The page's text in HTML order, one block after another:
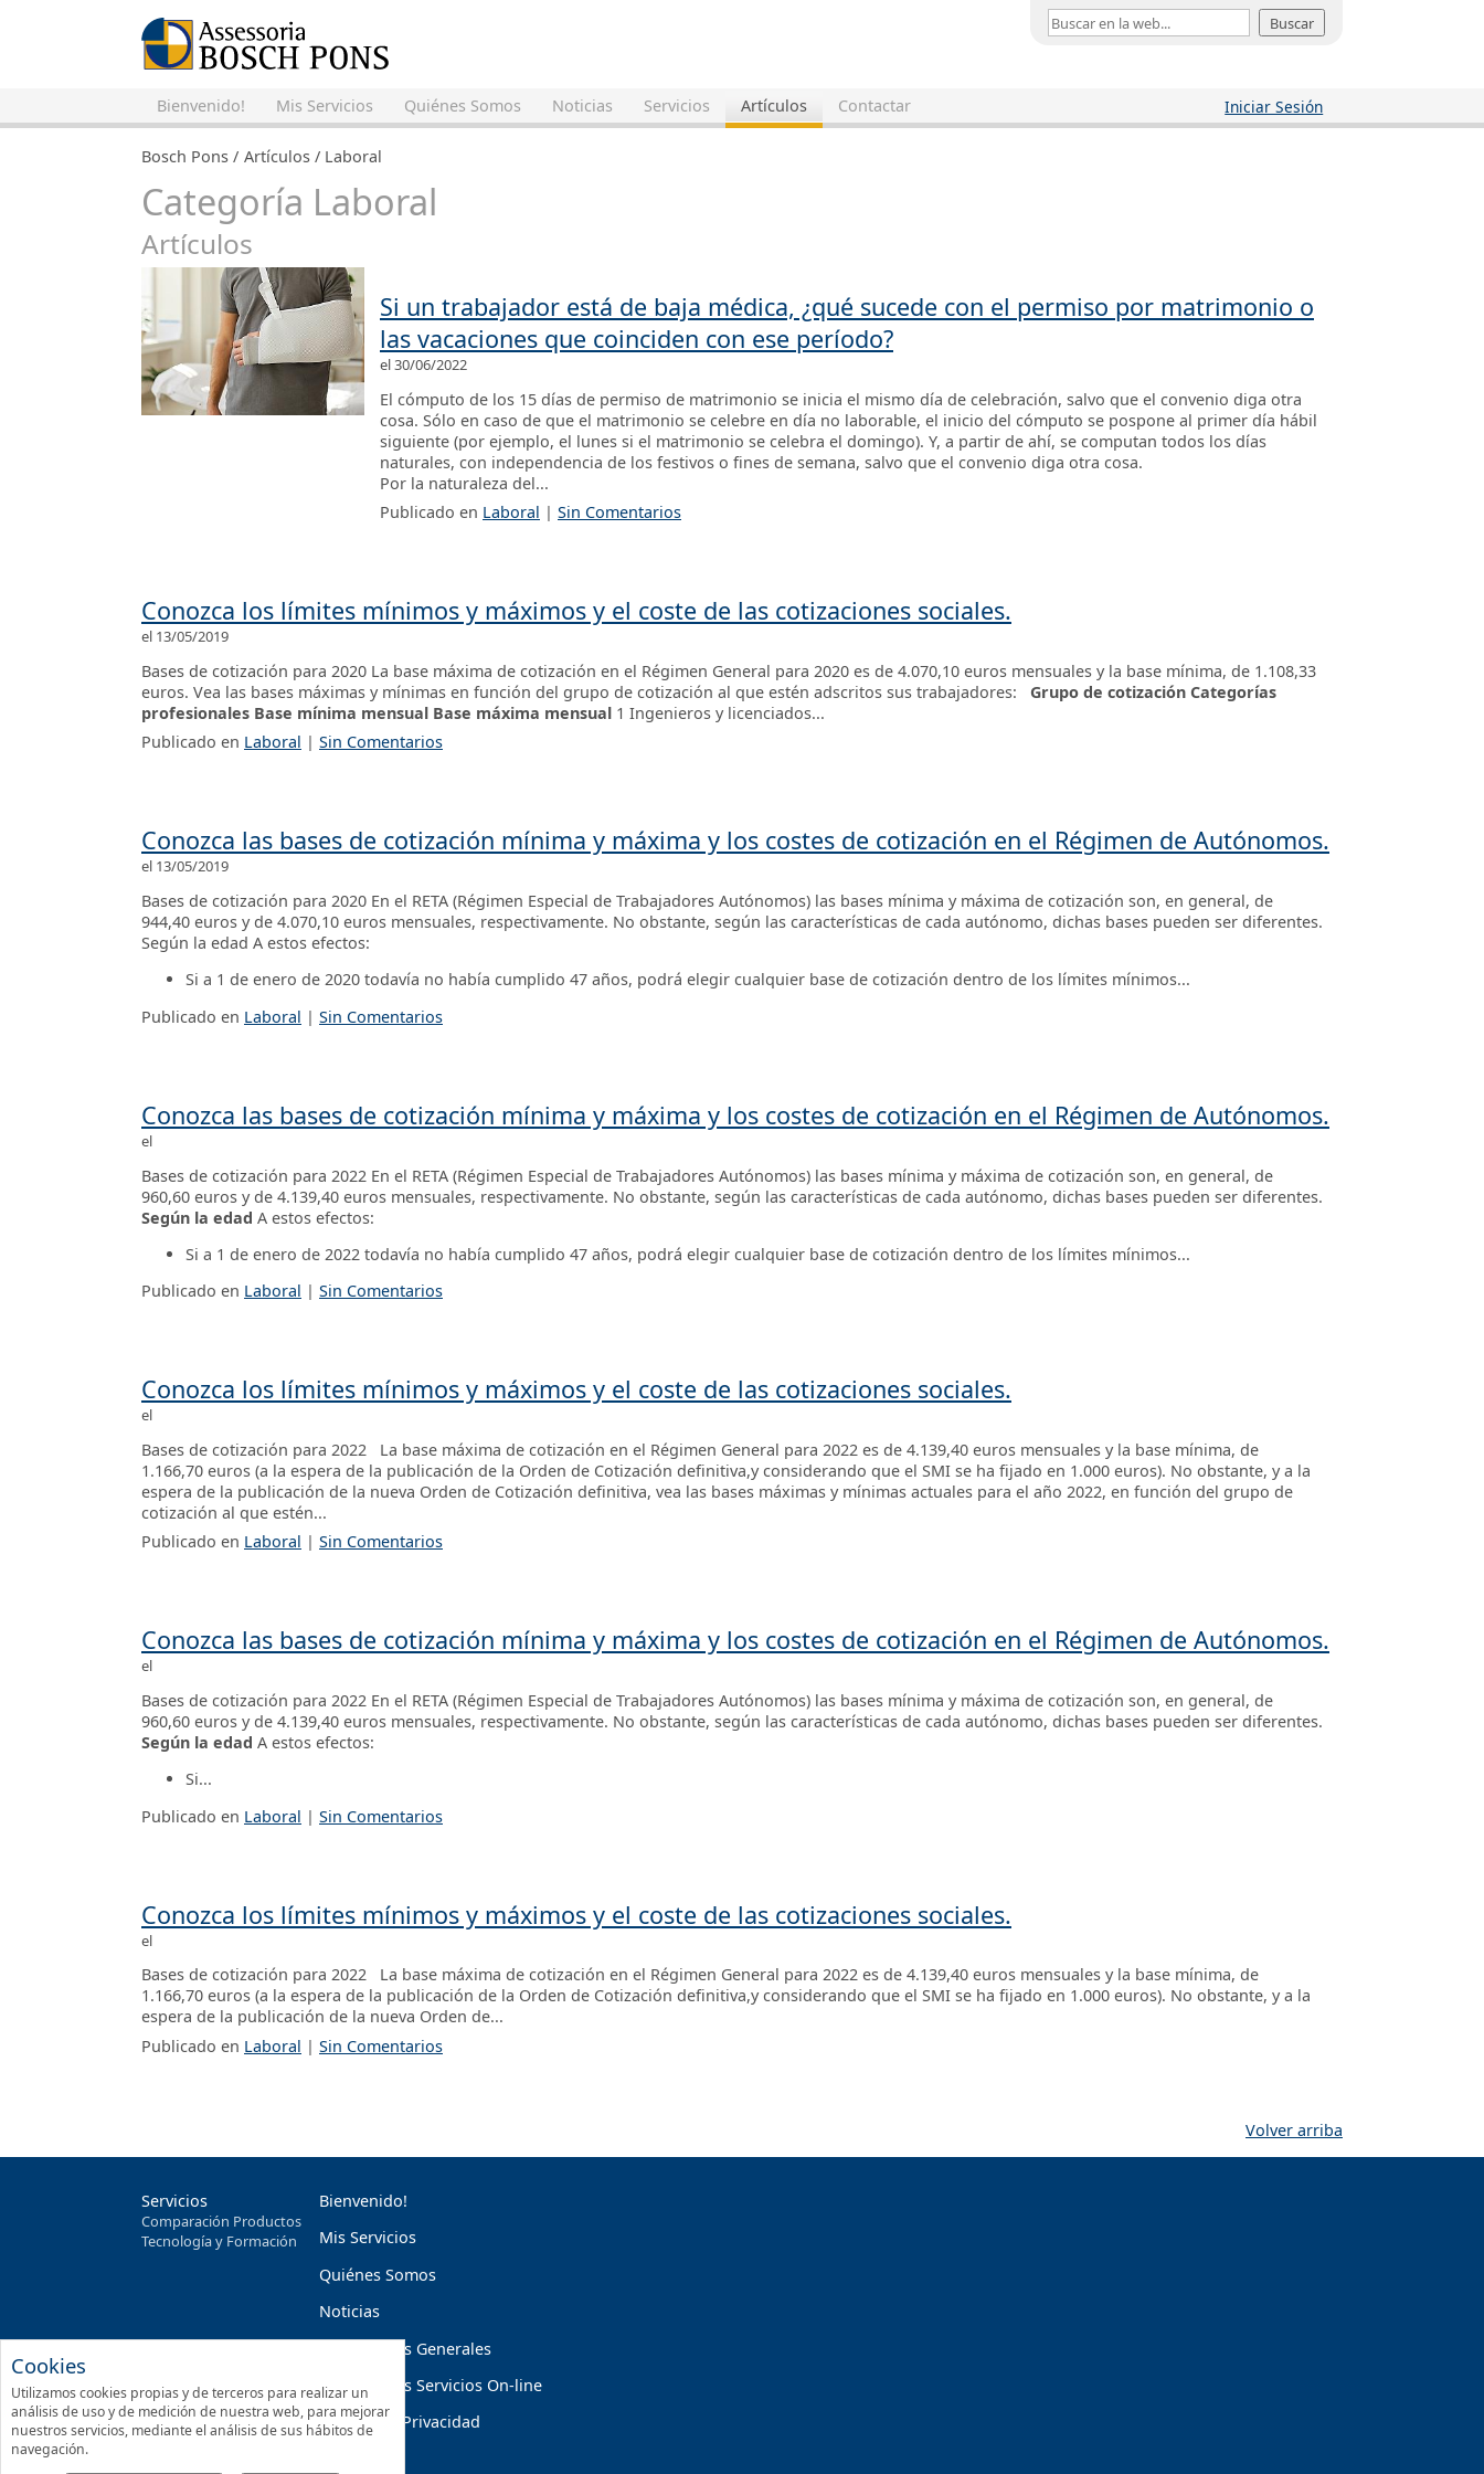
Cookies
Utilizamos cookies propias y de terceros para realizar un
análisis de uso y de medición de nuestra web, para mejorar
nuestros servicios, mediante el análisis de sus hábitos de
navegación.
Buscar
Bienvenido! Mis Servicios Quiénes Somos Noticias Servicios Artículos Contactar Iniciar Sesión
Bosch Pons Artículos Laboral
Categoría Laboral
Artículos
Si un trabajador está de baja médica, ¿qué sucede con el permiso por matrimonio o
las vacaciones que coinciden con ese período?
el 30/06/2022
El cómputo de los 15 días de permiso de matrimonio se inicia el mismo día de celebración, salvo que el convenio diga otra
cosa. Sólo en caso de que el matrimonio se celebre en día no laborable, el inicio del cómputo se pospone al primer día hábil
siguiente (por ejemplo, el lunes si el matrimonio se celebra el domingo). Y, a partir de ahí, se computan todos los días
naturales, con independencia de los festivos o fines de semana, salvo que el convenio diga otra cosa.
Por la naturaleza del...
Publicado en Laboral | Sin Comentarios
Conozca los límites mínimos y máximos y el coste de las cotizaciones sociales.
el 13/05/2019
Bases de cotización para 2020 La base máxima de cotización en el Régimen General para 2020 es de 4.070,10 euros mensuales y la base mínima, de 1.108,33
euros. Vea las bases máximas y mínimas en función del grupo de cotización al que estén adscritos sus trabajadores: Grupo de cotización Categorías
profesionales Base mínima mensual Base máxima mensual 1 Ingenieros y licenciados...
Publicado en Laboral | Sin Comentarios
Conozca las bases de cotización mínima y máxima y los costes de cotización en el Régimen de Autónomos.
el 13/05/2019
Bases de cotización para 2020 En el RETA (Régimen Especial de Trabajadores Autónomos) las bases mínima y máxima de cotización son, en general, de
944,40 euros y de 4.070,10 euros mensuales, respectivamente. No obstante, según las características de cada autónomo, dichas bases pueden ser diferentes.
Según la edad A estos efectos:
Si a 1 de enero de 2020 todavía no había cumplido 47 años, podrá elegir cualquier base de cotización dentro de los límites mínimos...
Publicado en Laboral | Sin Comentarios
Conozca las bases de cotización mínima y máxima y los costes de cotización en el Régimen de Autónomos.
el
Bases de cotización para 2022 En el RETA (Régimen Especial de Trabajadores Autónomos) las bases mínima y máxima de cotización son, en general, de
960,60 euros y de 4.139,40 euros mensuales, respectivamente. No obstante, según las características de cada autónomo, dichas bases pueden ser diferentes.
Según la edad A estos efectos:
Si a 1 de enero de 2022 todavía no había cumplido 47 años, podrá elegir cualquier base de cotización dentro de los límites mínimos...
Publicado en Laboral | Sin Comentarios
Conozca los límites mínimos y máximos y el coste de las cotizaciones sociales.
el
Bases de cotización para 2022 La base máxima de cotización en el Régimen General para 2022 es de 4.139,40 euros mensuales y la base mínima, de
1.166,70 euros (a la espera de la publicación de la Orden de Cotización definitiva,y considerando que el SMI se ha fijado en 1.000 euros). No obstante, y a la
espera de la publicación de la nueva Orden de Cotización definitiva, vea las bases máximas y mínimas actuales para el año 2022, en función del grupo de
cotización al que estén...
Publicado en Laboral | Sin Comentarios
Conozca las bases de cotización mínima y máxima y los costes de cotización en el Régimen de Autónomos.
el
Bases de cotización para 2022 En el RETA (Régimen Especial de Trabajadores Autónomos) las bases mínima y máxima de cotización son, en general, de
960,60 euros y de 4.139,40 euros mensuales, respectivamente. No obstante, según las características de cada autónomo, dichas bases pueden ser diferentes.
Según la edad A estos efectos:
Si...
Publicado en Laboral | Sin Comentarios
Conozca los límites mínimos y máximos y el coste de las cotizaciones sociales.
el
Bases de cotización para 2022 La base máxima de cotización en el Régimen General para 2022 es de 4.139,40 euros mensuales y la base mínima, de
1.166,70 euros (a la espera de la publicación de la Orden de Cotización definitiva,y considerando que el SMI se ha fijado en 1.000 euros). No obstante, y a la
espera de la publicación de la nueva Orden de...
Publicado en Laboral | Sin Comentarios
Volver arriba
Servicios
Comparación Productos
Tecnología y Formación
Bienvenido!
Mis Servicios
Quiénes Somos
Noticias
Condiciones Generales
Condiciones Servicios On-line
Política de Privacidad